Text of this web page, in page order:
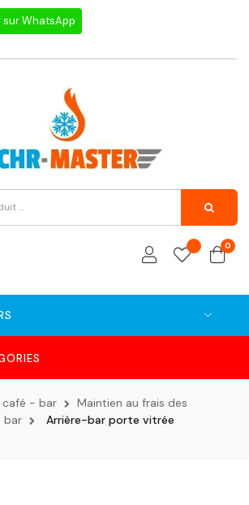
WhatsApp
0
café - bar
Maintien au frais des
bar
Arrière-bar porte vitrée